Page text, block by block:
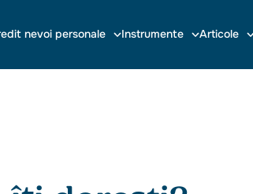
nevoi personale Instrumente Articole